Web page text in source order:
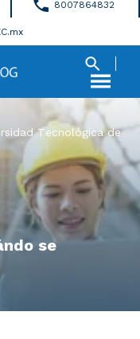
8007864832
Tecnológica de
se